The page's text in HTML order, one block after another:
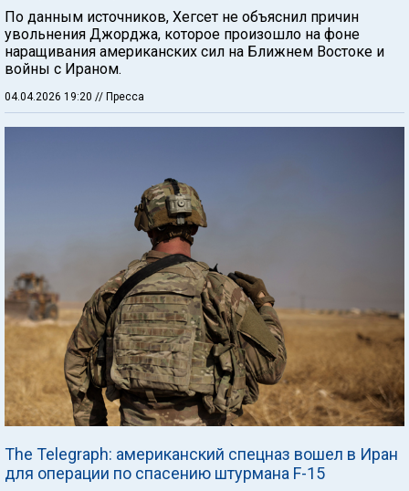
По данным источников, Хегсет не объяснил причин
увольнения Джорджа, которое произошло на фоне
наращивания американских сил на Ближнем Востоке и
войны с Ираном.
04.04.2026 19:20 // Пресса
The Telegraph: американский спецназ вошел в Иран
для операции по спасению штурмана F-15